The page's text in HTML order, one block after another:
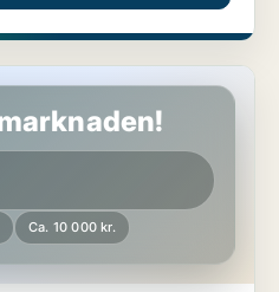
Ca. 10 000 kr.